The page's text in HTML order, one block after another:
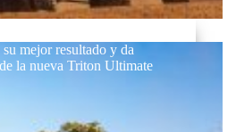
mejor resultado y da
la nueva Triton Ultimate